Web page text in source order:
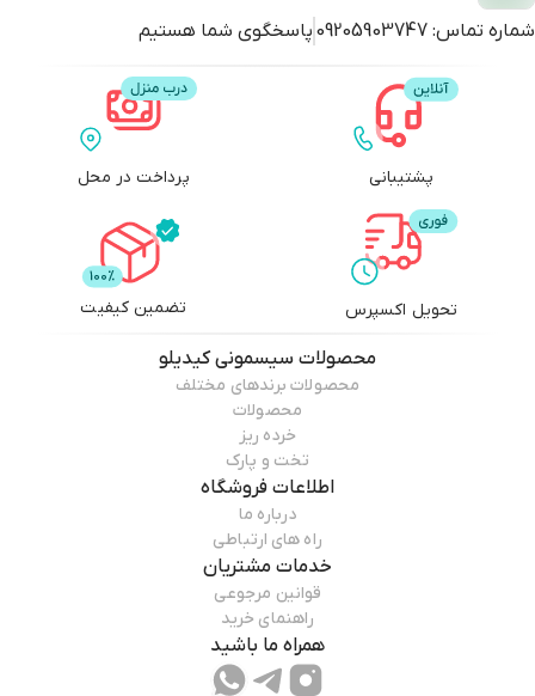
شماره تماس: 09205903747 پاسخگوی شما هستیم
پشتیبانی پرداخت در محل
تحویل اکسپرس تضمین کیفیت
محصولات سیسمونی کیدیلو
محصولات برندهای مختلف
محصولات
خرده ریز
تخت و پارک
اطلاعات فروشگاه
درباره ما
راه های ارتباطی
خدمات مشتریان
قوانین مرجوعی
راهنمای خرید
همراه ما باشید